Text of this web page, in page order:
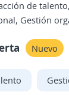
de
Gestión
Nuevo